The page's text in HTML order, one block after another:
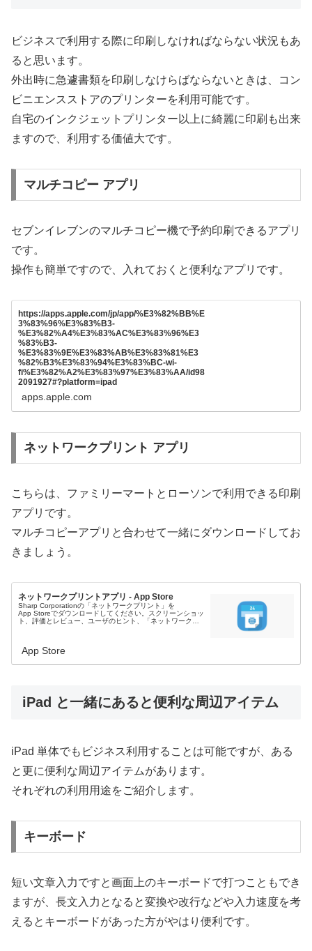
ビジネスで利用する際に印刷しなければならない状況もあ
ると思います。
外出時に急遽書類を印刷しなけらばならないときは、コン
ビニエンスストアのプリンターを利用可能です。
自宅のインクジェットプリンター以上に綺麗に印刷も出来
ますので、利用する価値大です。
マルチコピー アプリ
セブンイレブンのマルチコピー機で予約印刷できるアプリ
です。
操作も簡単ですので、入れておくと便利なアプリです。
https://apps.apple.com/jp/app/%E3%82%BB%E
3%83%96%E3%83%B3-
%E3%82%A4%E3%83%AC%E3%83%96%E3
%83%B3-
%E3%83%9E%E3%83%AB%E3%83%81%E3
%82%B3%E3%83%94%E3%83%BC-wi-
fi%E3%82%A2%E3%83%97%E3%83%AA/id98
2091927#?platform=ipad
apps.apple.com
ネットワークプリント アプリ
こちらは、ファミリーマートとローソンで利用できる印刷
アプリです。
マルチコピーアプリと合わせて一緒にダウンロードしてお
きましょう。
ネットワークプリントアプリ - App Store
Sharp Corporationの「ネットワークプリント」を
App Storeでダウンロードしてください。スクリーンショッ
ト、評価とレビュー、ユーザのヒント、「ネットワークプ
App Store
iPad と一緒にあると便利な周辺アイテム
iPad 単体でもビジネス利用することは可能ですが、ある
と更に便利な周辺アイテムがあります。
それぞれの利用用途をご紹介します。
キーボード
短い文章入力ですと画面上のキーボードで打つこともでき
ますが、長文入力となると変換や改行などや入力速度を考
えるとキーボードがあった方がやはり便利です。